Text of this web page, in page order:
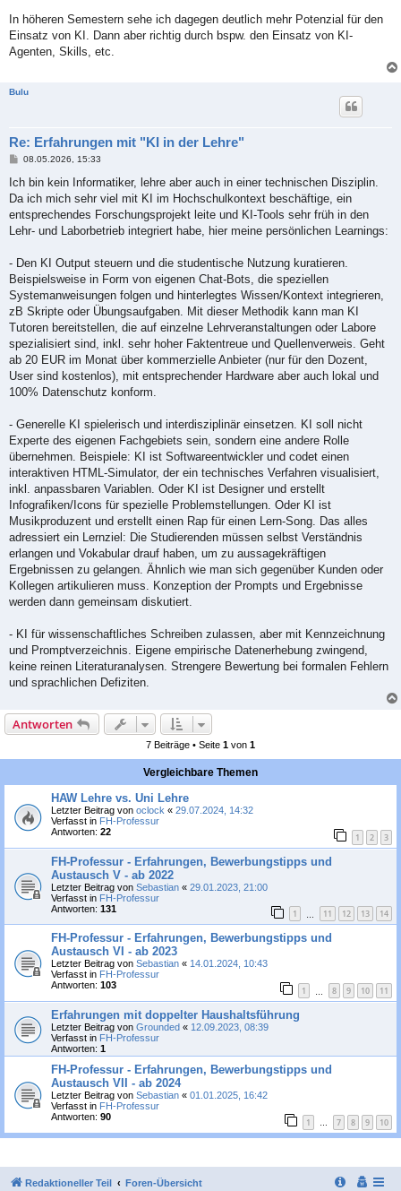
In höheren Semestern sehe ich dagegen deutlich mehr Potenzial für den
Einsatz von KI. Dann aber richtig durch bspw. den Einsatz von KI-
Agenten, Skills, etc.
Bulu
Re: Erfahrungen mit "KI in der Lehre"
B
i
r
a
08.05.2026, 15:33
Ich bin kein Informatiker, lehre aber auch in einer technischen Disziplin.
Da ich mich sehr viel mit KI im Hochschulkontext beschäftige, ein
entsprechendes Forschungsprojekt leite und KI-Tools sehr früh in den
Lehr- und Laborbetrieb integriert habe, hier meine persönlichen Learnings:
- Den KI Output steuern und die studentische Nutzung kuratieren.
Beispielsweise in Form von eigenen Chat-Bots, die speziellen
Systemanweisungen folgen und hinterlegtes Wissen/Kontext integrieren,
zB Skripte oder Übungsaufgaben. Mit dieser Methodik kann man KI
Tutoren bereitstellen, die auf einzelne Lehrveranstaltungen oder Labore
spezialisiert sind, inkl. sehr hoher Faktentreue und Quellenverweis. Geht
ab 20 EUR im Monat über kommerzielle Anbieter (nur für den Dozent,
User sind kostenlos), mit entsprechender Hardware aber auch lokal und
100% Datenschutz konform.
- Generelle KI spielerisch und interdisziplinär einsetzen. KI soll nicht
Experte des eigenen Fachgebiets sein, sondern eine andere Rolle
übernehmen. Beispiele: KI ist Softwareentwickler und codet einen
interaktiven HTML-Simulator, der ein technisches Verfahren visualisiert,
inkl. anpassbaren Variablen. Oder KI ist Designer und erstellt
Infografiken/Icons für spezielle Problemstellungen. Oder KI ist
Musikproduzent und erstellt einen Rap für einen Lern-Song. Das alles
adressiert ein Lernziel: Die Studierenden müssen selbst Verständnis
erlangen und Vokabular drauf haben, um zu aussagekräftigen
Ergebnissen zu gelangen. Ähnlich wie man sich gegenüber Kunden oder
Kollegen artikulieren muss. Konzeption der Prompts und Ergebnisse
werden dann gemeinsam diskutiert.
- KI für wissenschaftliches Schreiben zulassen, aber mit Kennzeichnung
und Promptverzeichnis. Eigene empirische Datenerhebung zwingend,
keine reinen Literaturanalysen. Strengere Bewertung bei formalen Fehlern
und sprachlichen Defiziten.
Antworten
7 Beiträge • Seite 1 von 1
Vergleichbare Themen
HAW Lehre vs. Uni Lehre
Letzter Beitrag von oclock « 29.07.2024, 14:32
Verfasst in FH-Professur
Antworten: 22 1 2 3
FH-Professur - Erfahrungen, Bewerbungstipps und
Austausch V - ab 2022
Letzter Beitrag von Sebastian « 29.01.2023, 21:00
Verfasst in FH-Professur
Antworten: 131 1 11 12 13 14
FH-Professur - Erfahrungen, Bewerbungstipps und
Austausch VI - ab 2023
Letzter Beitrag von Sebastian « 14.01.2024, 10:43
Verfasst in FH-Professur
Antworten: 103 1 8 9 10 11
Erfahrungen mit doppelter Haushaltsführung
Letzter Beitrag von Grounded « 12.09.2023, 08:39
Verfasst in FH-Professur
Antworten: 1
FH-Professur - Erfahrungen, Bewerbungstipps und
Austausch VII - ab 2024
Letzter Beitrag von Sebastian « 01.01.2025, 16:42
Verfasst in FH-Professur
Antworten: 90 1 … 7 8 9 10
Redaktioneller Teil Foren-Übersicht